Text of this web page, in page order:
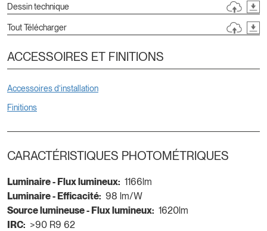
Dessin technique
Tout Télécharger
ACCESSOIRES ET FINITIONS
Accessoires d’installation
Finitions
CARACTÉRISTIQUES PHOTOMÉTRIQUES
Luminaire - Flux lumineux: 1166lm
Luminaire - Efficacité: 98 lm/W
Source lumineuse - Flux lumineux: 1620lm
IRC: >90 R9 62